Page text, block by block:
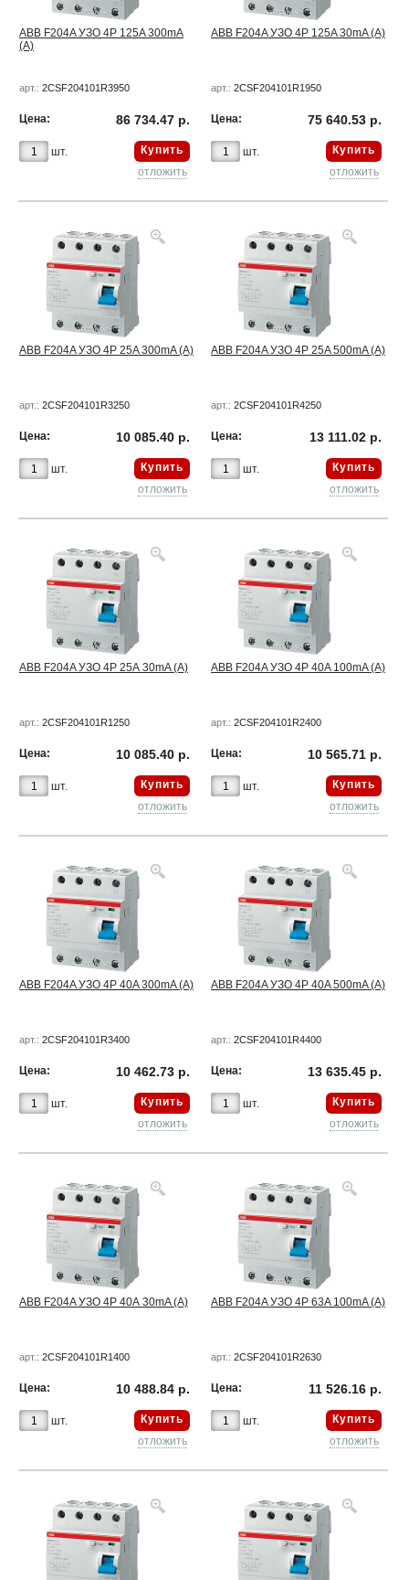
ABB F204A УЗО 4Р 125A 300mA
(A)
арт.: 2CSF204101R3950
Цена: 86 734.47 р.
шт.
Купить
отложить
ABB F204A УЗО 4Р 125A 30mA (A)
арт.: 2CSF204101R1950
Цена: 75 640.53 р.
шт.
Купить
отложить
ABB F204A УЗО 4Р 25A 300mA (A)
арт.: 2CSF204101R3250
Цена: 10 085.40 р.
шт.
Купить
отложить
ABB F204A УЗО 4Р 25A 500mA (A)
арт.: 2CSF204101R4250
Цена: 13 111.02 р.
шт.
Купить
отложить
ABB F204A УЗО 4Р 25А 30mA (A)
арт.: 2CSF204101R1250
Цена: 10 085.40 р.
шт.
Купить
отложить
ABB F204A УЗО 4Р 40A 100mA (A)
арт.: 2CSF204101R2400
Цена: 10 565.71 р.
шт.
Купить
отложить
ABB F204A УЗО 4Р 40A 300mA (A)
арт.: 2CSF204101R3400
Цена: 10 462.73 р.
шт.
Купить
отложить
ABB F204A УЗО 4Р 40A 500mA (A)
арт.: 2CSF204101R4400
Цена: 13 635.45 р.
шт.
Купить
отложить
ABB F204A УЗО 4Р 40А 30mA (A)
арт.: 2CSF204101R1400
Цена: 10 488.84 р.
шт.
Купить
отложить
ABB F204A УЗО 4Р 63A 100mA (A)
арт.: 2CSF204101R2630
Цена: 11 526.16 р.
шт.
Купить
отложить